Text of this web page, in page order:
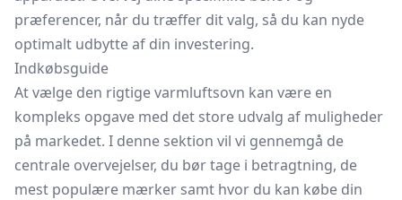
præferencer, når du træffer dit valg, så du kan nyde
optimalt udbytte af din investering.
Indkøbsguide
At vælge den rigtige varmluftsovn kan være en
kompleks opgave med det store udvalg af muligheder
på markedet. I denne sektion vil vi gennemgå de
centrale overvejelser, du bør tage i betragtning, de
mest populære mærker samt hvor du kan købe din